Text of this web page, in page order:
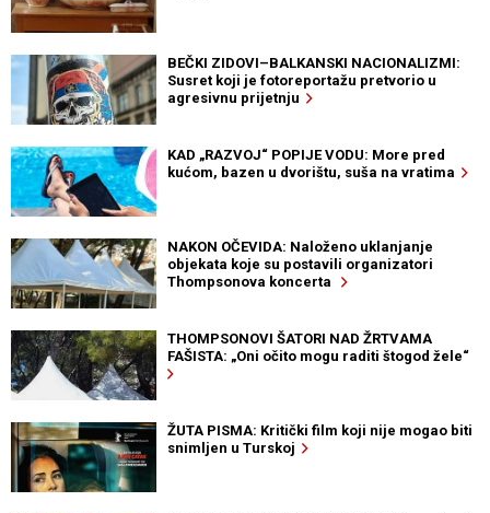
BEČKI ZIDOVI–BALKANSKI NACIONALIZMI:
Susret koji je fotoreportažu pretvorio u
agresivnu prijetnju
KAD „RAZVOJ“ POPIJE VODU: More pred
kućom, bazen u dvorištu, suša na vratima
NAKON OČEVIDA: Naloženo uklanjanje
objekata koje su postavili organizatori
Thompsonova koncerta
THOMPSONOVI ŠATORI NAD ŽRTVAMA
FAŠISTA: „Oni očito mogu raditi štogod žele“
ŽUTA PISMA: Kritički film koji nije mogao biti
snimljen u Turskoj